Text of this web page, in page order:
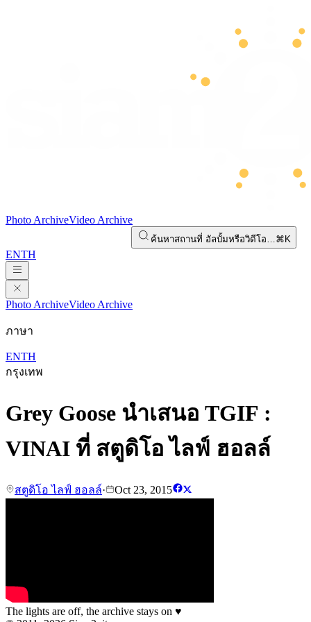
Photo ArchiveVideo Archive
ค้นหาสถานที่ อัลบั้มหรือวิดีโอ…⌘K
ENTH
Photo ArchiveVideo Archive
ภาษา
ENTH
กรุงเทพ
Grey Goose นำเสนอ TGIF :
VINAI ที่ สตูดิโอ ไลฟ์ ฮอลล์
สตูดิโอ ไลฟ์ ฮอลล์· Oct 23, 2015
The lights are off, the archive stays on ♥